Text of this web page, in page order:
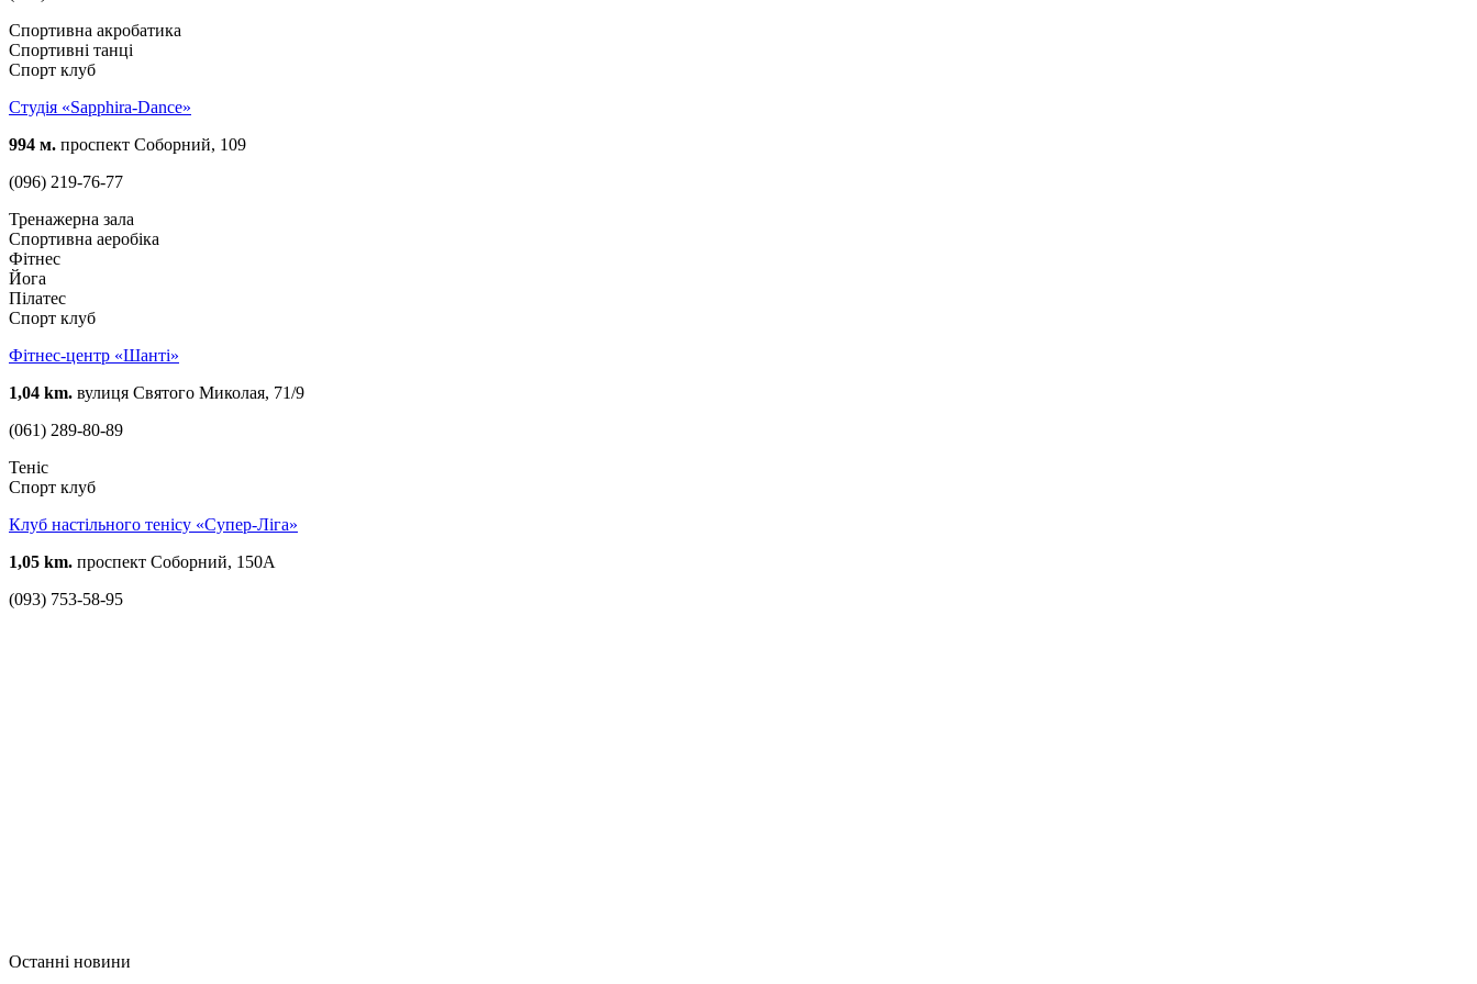
Спортивна акробатика
Спортивні танці
Спорт клуб
Студія «Sapphira-Dance»
994 м. проспект Соборний, 109
(096) 219-76-77
Тренажерна зала
Спортивна аеробіка
Фітнес
Йога
Пілатес
Спорт клуб
Фітнес-центр «Шанті»
1,04 km. вулиця Святого Миколая, 71/9
(061) 289-80-89
Теніс
Спорт клуб
Клуб настільного тенісу «Супер-Ліга»
1,05 km. проспект Соборний, 150А
(093) 753-58-95
Останні новини